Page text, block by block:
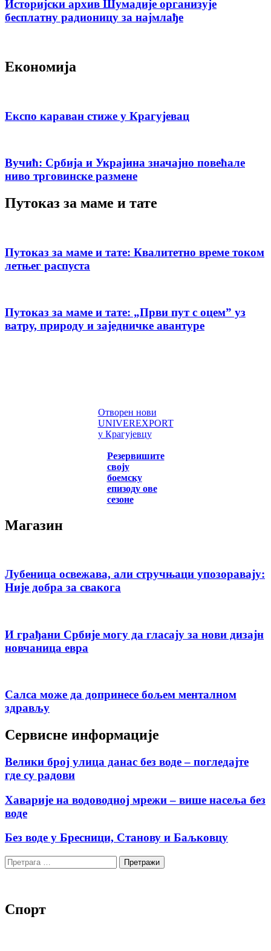
Историјски архив Шумадије организује
бесплатну радионицу за најмлађе
Економија
Експо караван стиже у Крагујевац
Вучић: Србија и Украјина значајно повећале
ниво трговинске размене
Путоказ за маме и тате
Путоказ за маме и тате: Квалитетно време током
летњег распуста
Путоказ за маме и тате: „Први пут с оцемˮ уз
ватру, природу и заједничке авантуре
Отворен нови
UNIVEREXPORT
у Крагујевцу
Резервишите
своју
боемску
епизоду ове
сезоне
Магазин
Лубеница освежава, али стручњаци упозоравају:
Није добра за свакога
И грађани Србије могу да гласају за нови дизајн
новчаница евра
Салса може да допринесе бољем менталном
здрављу
Сервисне информације
Велики број улица данас без воде – погледајте
где су радови
Хаварије на водоводној мрежи – више насеља без
воде
Без воде у Бресници, Станову и Баљковцу
Претрага
за:
Спорт